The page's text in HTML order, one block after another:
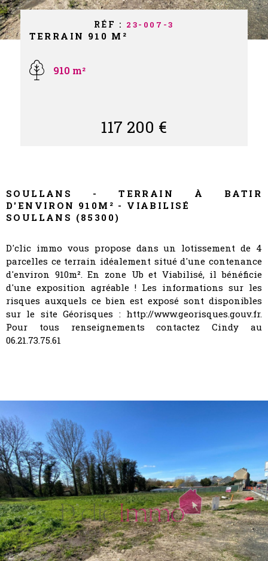
NOS
NOS
RÉF : 23-007-3
TERRAIN 910 M²
910 m²
117 200 €
SOULLANS - TERRAIN À BATIR
D'ENVIRON 910M² - VIABILISÉ
SOULLANS (85300)
D'clic immo vous propose dans un lotissement de 4
parcelles ce terrain idéalement situé d'une contenance
d'environ 910m². En zone Ub et Viabilisé, il bénéficie
d'une exposition agréable ! Les informations sur les
risques auxquels ce bien est exposé sont disponibles
sur le site Géorisques : http://www.georisques.gouv.fr.
Pour tous renseignements contactez Cindy au
06.21.73.75.61